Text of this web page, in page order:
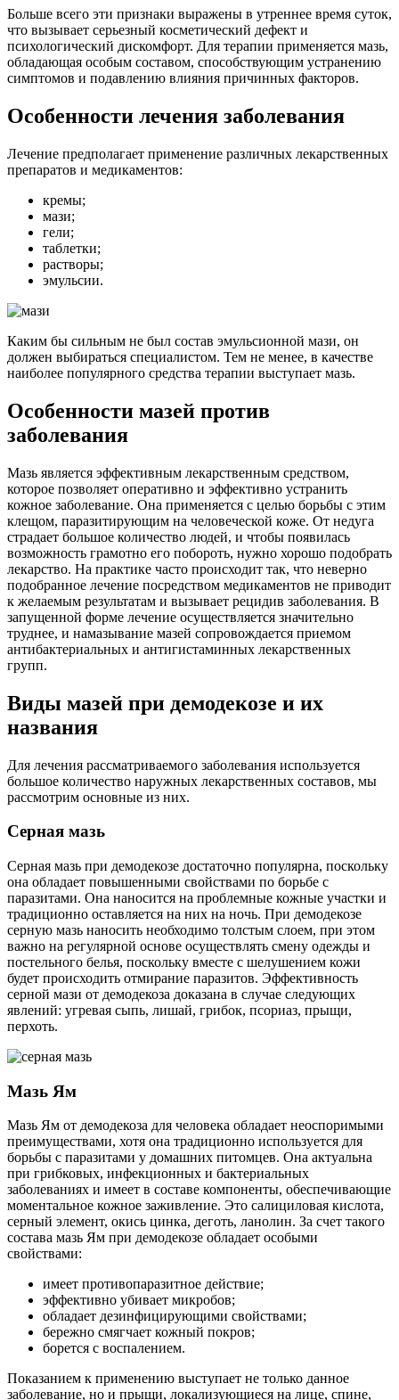
Больше всего эти признаки выражены в утреннее время суток,
что вызывает серьезный косметический дефект и
психологический дискомфорт. Для терапии применяется мазь,
обладающая особым составом, способствующим устранению
симптомов и подавлению влияния причинных факторов.
Особенности лечения заболевания
Лечение предполагает применение различных лекарственных
препаратов и медикаментов:
кремы;
мази;
гели;
таблетки;
растворы;
эмульсии.
Каким бы сильным не был состав эмульсионной мази, он
должен выбираться специалистом. Тем не менее, в качестве
наиболее популярного средства терапии выступает мазь.
Особенности мазей против
заболевания
Мазь является эффективным лекарственным средством,
которое позволяет оперативно и эффективно устранить
кожное заболевание. Она применяется с целью борьбы с этим
клещом, паразитирующим на человеческой коже. От недуга
страдает большое количество людей, и чтобы появилась
возможность грамотно его побороть, нужно хорошо подобрать
лекарство. На практике часто происходит так, что неверно
подобранное лечение посредством медикаментов не приводит
к желаемым результатам и вызывает рецидив заболевания. В
запущенной форме лечение осуществляется значительно
труднее, и намазывание мазей сопровождается приемом
антибактериальных и антигистаминных лекарственных
групп.
Виды мазей при демодекозе и их
названия
Для лечения рассматриваемого заболевания используется
большое количество наружных лекарственных составов, мы
рассмотрим основные из них.
Серная мазь
Серная мазь при демодекозе достаточно популярна, поскольку
она обладает повышенными свойствами по борьбе с
паразитами. Она наносится на проблемные кожные участки и
традиционно оставляется на них на ночь. При демодекозе
серную мазь наносить необходимо толстым слоем, при этом
важно на регулярной основе осуществлять смену одежды и
постельного белья, поскольку вместе с шелушением кожи
будет происходить отмирание паразитов. Эффективность
серной мази от демодекоза доказана в случае следующих
явлений: угревая сыпь, лишай, грибок, псориаз, прыщи,
перхоть.
Мазь Ям
Мазь Ям от демодекоза для человека обладает неоспоримыми
преимуществами, хотя она традиционно используется для
борьбы с паразитами у домашних питомцев. Она актуальна
при грибковых, инфекционных и бактериальных
заболеваниях и имеет в составе компоненты, обеспечивающие
моментальное кожное заживление. Это салициловая кислота,
серный элемент, окись цинка, деготь, ланолин. За счет такого
состава мазь Ям при демодекозе обладает особыми
свойствами:
имеет противопаразитное действие;
эффективно убивает микробов;
обладает дезинфицирующими свойствами;
бережно смягчает кожный покров;
борется с воспалением.
Показанием к применению выступает не только данное
заболевание, но и прыщи, локализующиеся на лице, спине,